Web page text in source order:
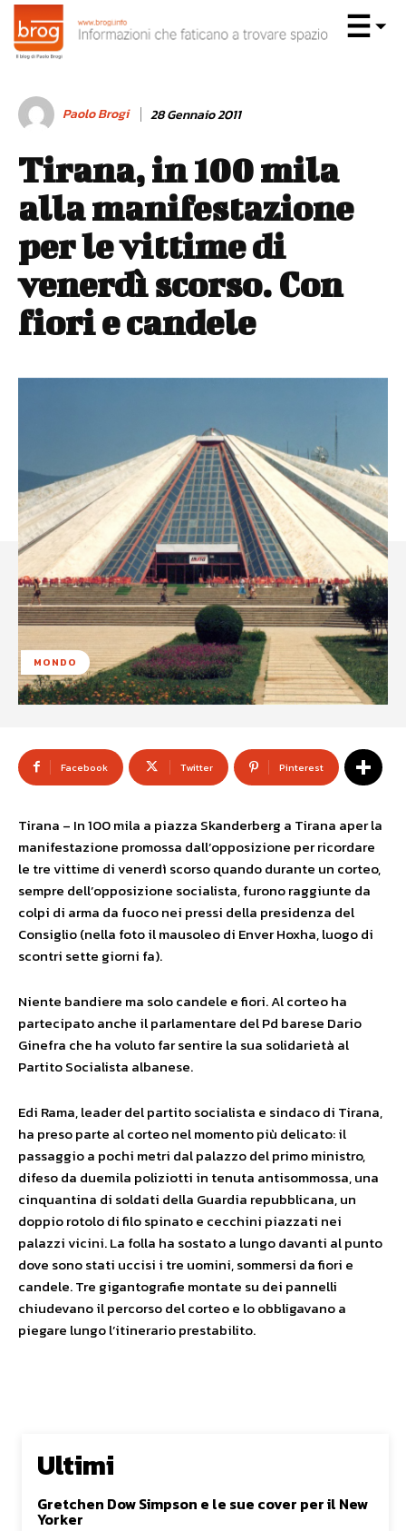
Paolo Brogi 28 Gennaio 2011
Tirana, in 100 mila
alla manifestazione
per le vittime di
venerdì scorso. Con
fiori e candele
MONDO
Facebook Twitter Pinterest
Tirana – In 100 mila a piazza Skanderberg a Tirana aper la
manifestazione promossa dall’opposizione per ricordare
le tre vittime di venerdì scorso quando durante un corteo,
sempre dell’opposizione socialista, furono raggiunte da
colpi di arma da fuoco nei pressi della presidenza del
Consiglio (nella foto il mausoleo di Enver Hoxha, luogo di
scontri sette giorni fa).
Niente bandiere ma solo candele e fiori. Al corteo ha
partecipato anche il parlamentare del Pd barese Dario
Ginefra che ha voluto far sentire la sua solidarietà al
Partito Socialista albanese.
Edi Rama, leader del partito socialista e sindaco di Tirana,
ha preso parte al corteo nel momento più delicato: il
passaggio a pochi metri dal palazzo del primo ministro,
difeso da duemila poliziotti in tenuta antisommossa, una
cinquantina di soldati della Guardia repubblicana, un
doppio rotolo di filo spinato e cecchini piazzati nei
palazzi vicini. La folla ha sostato a lungo davanti al punto
dove sono stati uccisi i tre uomini, sommersi da fiori e
candele. Tre gigantografie montate su dei pannelli
chiudevano il percorso del corteo e lo obbligavano a
piegare lungo l’itinerario prestabilito.
Ultimi
Gretchen Dow Simpson e le sue cover per il New
Yorker